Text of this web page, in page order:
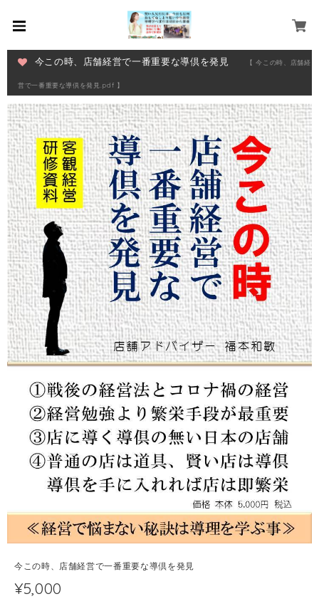
今この時、店舗経営で一番重要な導倶を発見 【 今この時、店舗経
営で一番重要な導倶を発見.pdf 】
今この時、店舗経営で一番重要な導倶を発見
¥5,000